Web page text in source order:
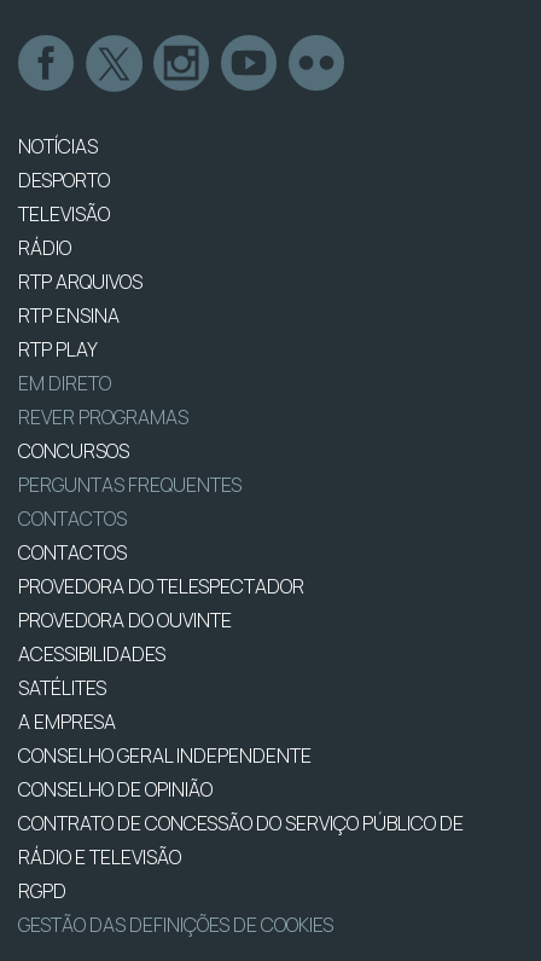
NOTÍCIAS
DESPORTO
TELEVISÃO
RÁDIO
RTP ARQUIVOS
RTP ENSINA
RTP PLAY
EM DIRETO
REVER PROGRAMAS
CONCURSOS
PERGUNTAS FREQUENTES
CONTACTOS
CONTACTOS
PROVEDORA DO TELESPECTADOR
PROVEDORA DO OUVINTE
ACESSIBILIDADES
SATÉLITES
A EMPRESA
CONSELHO GERAL INDEPENDENTE
CONSELHO DE OPINIÃO
CONTRATO DE CONCESSÃO DO SERVIÇO PÚBLICO DE
RÁDIO E TELEVISÃO
RGPD
GESTÃO DAS DEFINIÇÕES DE COOKIES